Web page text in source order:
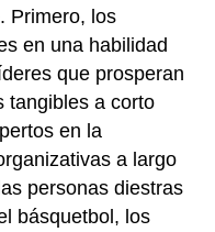
Primero, los
en una habilidad
que prosperan
tangibles a corto
en la
a largo
personas diestras
básquetbol, los